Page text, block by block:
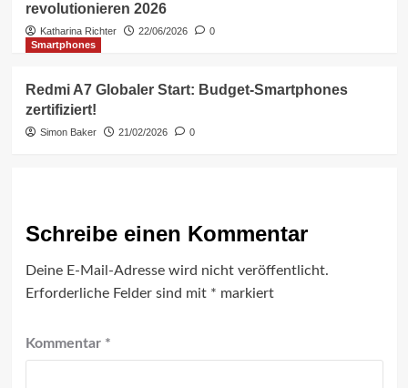
revolutionieren 2026
Katharina Richter 22/06/2026
0
Smartphones
Redmi A7 Globaler Start: Budget-Smartphones
zertifiziert!
Simon Baker 21/02/2026 0
Schreibe einen Kommentar
Deine E-Mail-Adresse wird nicht veröffentlicht.
Erforderliche Felder sind mit * markiert
Kommentar *